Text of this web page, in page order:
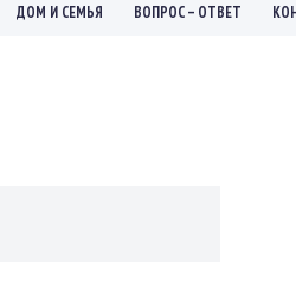
ДОМ И СЕМЬЯ ВОПРОС – ОТВЕТ